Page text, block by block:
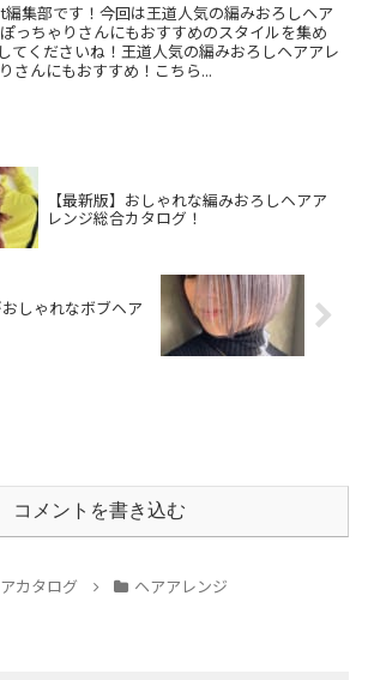
集部です！今回は王道人気の編みおろしヘア
っちゃりさんにもおすすめのスタイルを集め
てくださいね！王道人気の編みおろしヘアアレ
さんにもおすすめ！こちら...
【最新版】おしゃれな編みおろしヘアア
レンジ総合カタログ！
しゃれなボブヘア
コメントを書き込む
カタログ ヘアアレンジ